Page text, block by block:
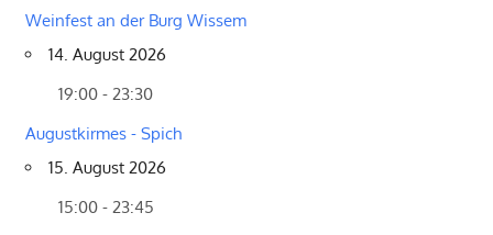
Weinfest an der Burg Wissem
14. August 2026
19:00 - 23:30
Augustkirmes - Spich
15. August 2026
15:00 - 23:45